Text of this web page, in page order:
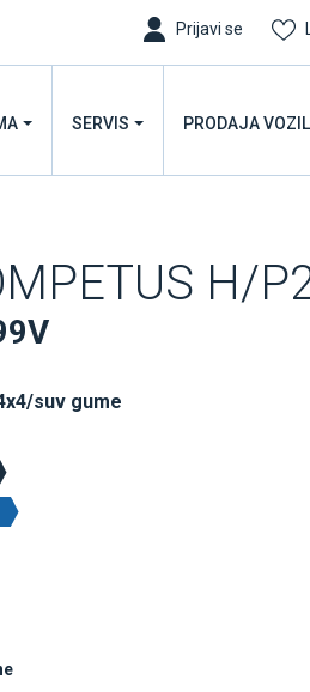
Prijavi se
SERVIS PRODAJA
H/
suv gume